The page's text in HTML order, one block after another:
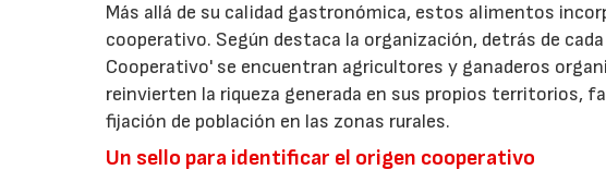
Más allá de su calidad gastronómica, estos alimentos
cooperativo. Según destaca la organización, detrás de
Cooperativo' se encuentran agricultores y ganaderos
reinvierten la riqueza generada en sus propios territorios,
fijación de población en las zonas rurales.
Un sello para identificar el origen cooperativo